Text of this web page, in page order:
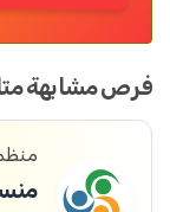
فرص مشابهة